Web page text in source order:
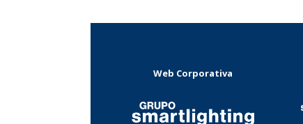
Web Corporativa